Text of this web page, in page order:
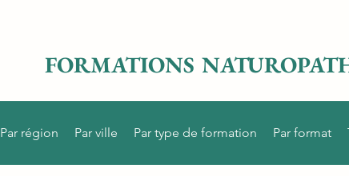
FORMATIONS
Par région Par ville Par type de formation Par format